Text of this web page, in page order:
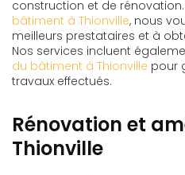
construction et de
bâtiment à Thionville, nous
meilleurs prestataires et à
Nos services incluent
du bâtiment à Thionville pour
travaux effectués.
Rénovation et
Thionville